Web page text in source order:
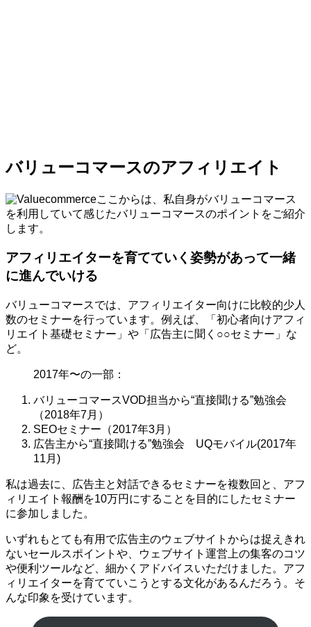
バリューコマースのアフィリエイト
ここからは、私自身がバリューコマース
を利用していて感じたバリューコマースのポイントをご紹介
します。
アフィリエイターを育てていく姿勢があって一緒
に進んでいける
バリューコマースでは、アフィリエイター向けに比較的少人
数のセミナーを行っています。例えば、「初心者向けアフィ
リエイト基礎セミナー」や「広告主に聞く○○セミナー」な
ど。
2017年〜の一部：
バリューコマースVOD担当から“直接聞ける”勉強会
（2018年7月）
SEOセミナー（2017年3月）
広告主から“直接聞ける”勉強会 UQモバイル(2017年
11月)
私は過去に、広告主と対話できるセミナーを複数回と、アフ
ィリエイト報酬を10万円にすることを目的にしたセミナー
に参加しました。
いずれもとても有用で広告主のウェブサイトからは捉えきれ
ないセールスポイントや、ウェブサイト運営上の集客のコツ
や便利ツールなど、細かくアドバイスいただけました。アフ
ィリエイターを育てていこうとする文化があるんだろう。そ
んな印象を受けています。